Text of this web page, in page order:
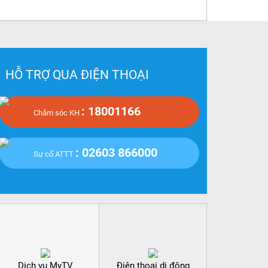
HỖ TRỢ QUA ĐIỆN THOẠI
Chăm sóc KH : 18001166
Sự cố ATTT : 02603 866000
Dịch vụ MyTV Điện thoại di động